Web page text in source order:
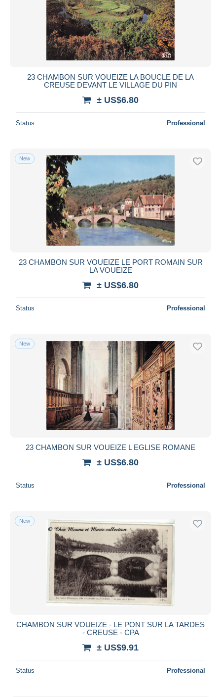
23 CHAMBON SUR VOUEIZE LA BOUCLE DE LA
CREUSE DEVANT LE VILLAGE DU PIN
± US$6.80
Status Professional
New
23 CHAMBON SUR VOUEIZE LE PORT ROMAIN SUR
LA VOUEIZE
± US$6.80
Status Professional
New
23 CHAMBON SUR VOUEIZE L EGLISE ROMANE
± US$6.80
Status Professional
New
CHAMBON SUR VOUEIZE - LE PONT SUR LA TARDES
- CREUSE - CPA
± US$9.91
Status Professional